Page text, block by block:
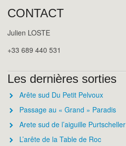
CONTACT
Julien LOSTE
+33 689 440 531
Les dernières sorties
Arête sud Du Petit Pelvoux
Passage au « Grand » Paradis
Arete sud de l’aiguille Purtscheller
L’arête de la Table de Roc